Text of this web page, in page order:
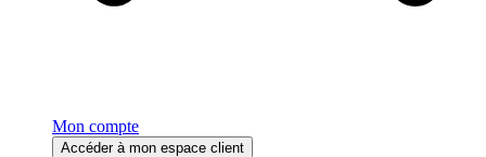
Mon compte
Accéder à mon espace client